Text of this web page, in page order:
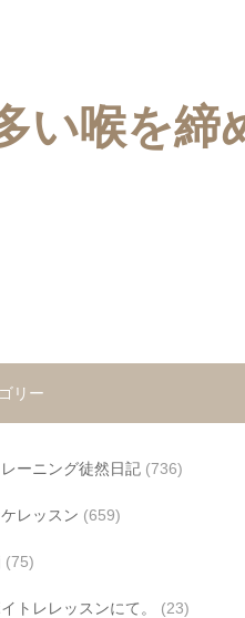
い喉を締
リー
ーニング徒然日記(736)
レッスン (659)
(75)
トレレッスンにて。 (23)